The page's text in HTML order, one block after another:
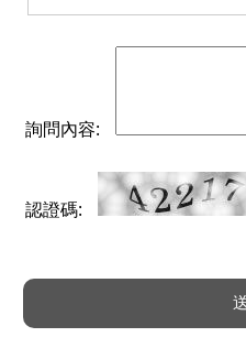
詢問內容:
認證碼: